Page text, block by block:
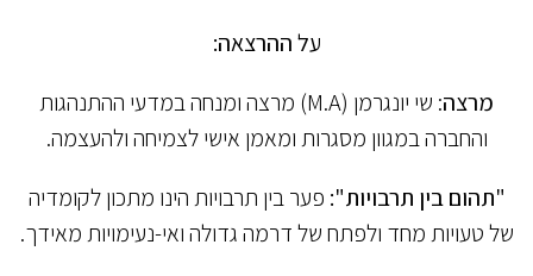
על ההרצאה:
מרצה
: שי יונגרמן (M.A) מרצה ומנחה במדעי ההתנהגות
והחברה במגוון מסגרות ומאמן אישי לצמיחה ולהעצמה.
"תהום בין תרבויות": פער בין תרבויות הינו מתכון לקומדיה
של טעויות מחד ולפתח של דרמה גדולה ואי-נעימויות מאידך.